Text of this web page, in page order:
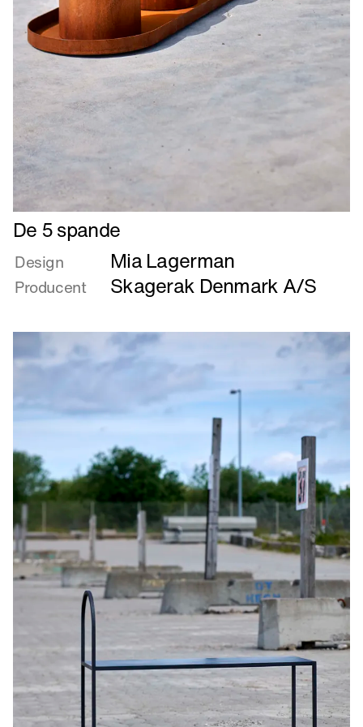
Læs
mere
om
De
5
De 5 spande
Design Mia Lagerman
Producent Skagerak Denmark A/S